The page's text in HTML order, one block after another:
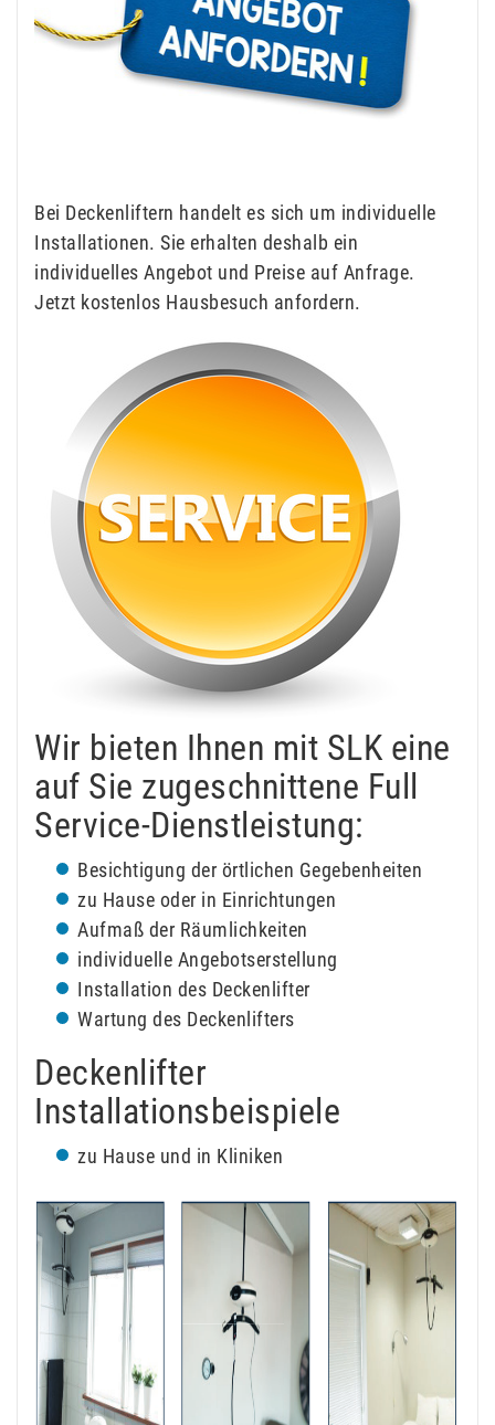
Bei Deckenliftern handelt es sich um individuelle
Installationen. Sie erhalten deshalb ein
individuelles Angebot und Preise auf Anfrage.
Jetzt kostenlos Hausbesuch anfordern.
Wir bieten Ihnen mit SLK eine
auf Sie zugeschnittene Full
Service-Dienstleistung:
Besichtigung der örtlichen Gegebenheiten
zu Hause oder in Einrichtungen
Aufmaß der Räumlichkeiten
individuelle Angebotserstellung
Installation des Deckenlifter
Wartung des Deckenlifters
Deckenlifter
Installationsbeispiele
zu Hause und in Kliniken